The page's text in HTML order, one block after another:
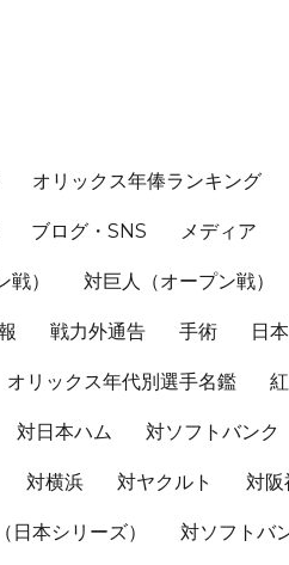
オリックス年俸ランキング
ブログ・SNS メディア
） 対巨人（オープン戦）
戦力外通告 手術 日
オリックス年代別選手名鑑
対日本ハム 対ソフトバンク
対横浜 対ヤクルト 対阪
日本シリーズ） 対ソフトバ